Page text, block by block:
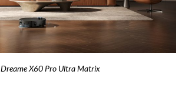
Dreame X60 Pro Ultra Matrix